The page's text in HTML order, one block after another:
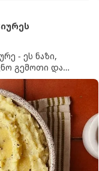
- ეს ნაზი,
გემოთი და
მისი მომზადება
რამდენიმე
იცოდეთ, რომ
გამოვიდეს.